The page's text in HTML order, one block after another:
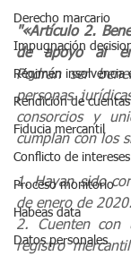
Derecho marcario
Impugnación
Régimen insolvencia
Rendición de cuentas
Fiducia mercantil
Conflicto de intereses
Proceso monitorio
Habeas data
Datos personales
"«Artículo 2.
de apoyo al
Podrán ser
personas
consorcios y
cumplan con los
1. Hayan sido
de enero de 2020.
2. Cuenten con
registro